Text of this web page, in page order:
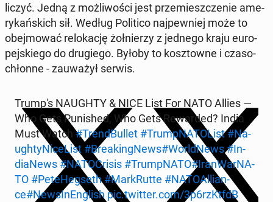
liczyć. Jedną z moż­li­wo­ści jest prze­miesz­cze­nie ame­
ry­kań­skich sił. Według Po­li­ti­co naj­pew­niej może to
obej­mo­wać re­lo­ka­cję żoł­nie­rzy z jednego kraju eu­ro­
pej­skie­go do dru­gie­go. Byłoby to kosz­tow­ne i cza­so­
chłon­ne - za­uwa­żył serwis.
Trump's NAUGHTY & NICE List For NATO Allies —
Who Gets Pu­ni­shed, Who Gets Re­war­ded? India
Must Watch#Trend­Bul­let #Trump­NA­TO­List#Na­
ugh­ty­Ni­ce­List #Bre­akin­gNews#World­News#In­
dia­News #NA­TO­Cri­sis #Trump­NA­TO#Iran­War­NA­
TO #Pe­te­Heg­seth #Mar­kRut­te #NA­TO­Al­lian­
ce#New­sI­nEn­glish pic.twitter.com/3p6rzKtfdB